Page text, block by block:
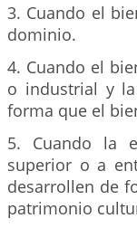
3. Cuando el
dominio.
4. Cuando el
o industrial y
forma que el
5. Cuando la
superior o a
desarrollen de
patrimonio